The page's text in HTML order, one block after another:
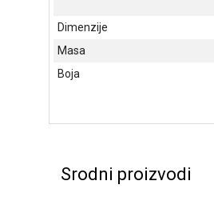
Dimenzije
Masa
Boja
Srodni proizvodi